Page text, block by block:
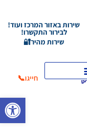
פתח
שירות באזור המרכז ועוד!
לבירור התקשרו!
שירות מהיר🔐
חייגו📞